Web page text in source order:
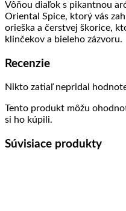
Vôňou diaľok s pikantnou
Oriental Spice, ktorý vás
orieška a čerstvej škorice,
klinčekov a bieleho zázvoru.
Recenzie
Nikto zatiaľ nepridal
Tento produkt môžu
si ho kúpili.
Súvisiace produkty